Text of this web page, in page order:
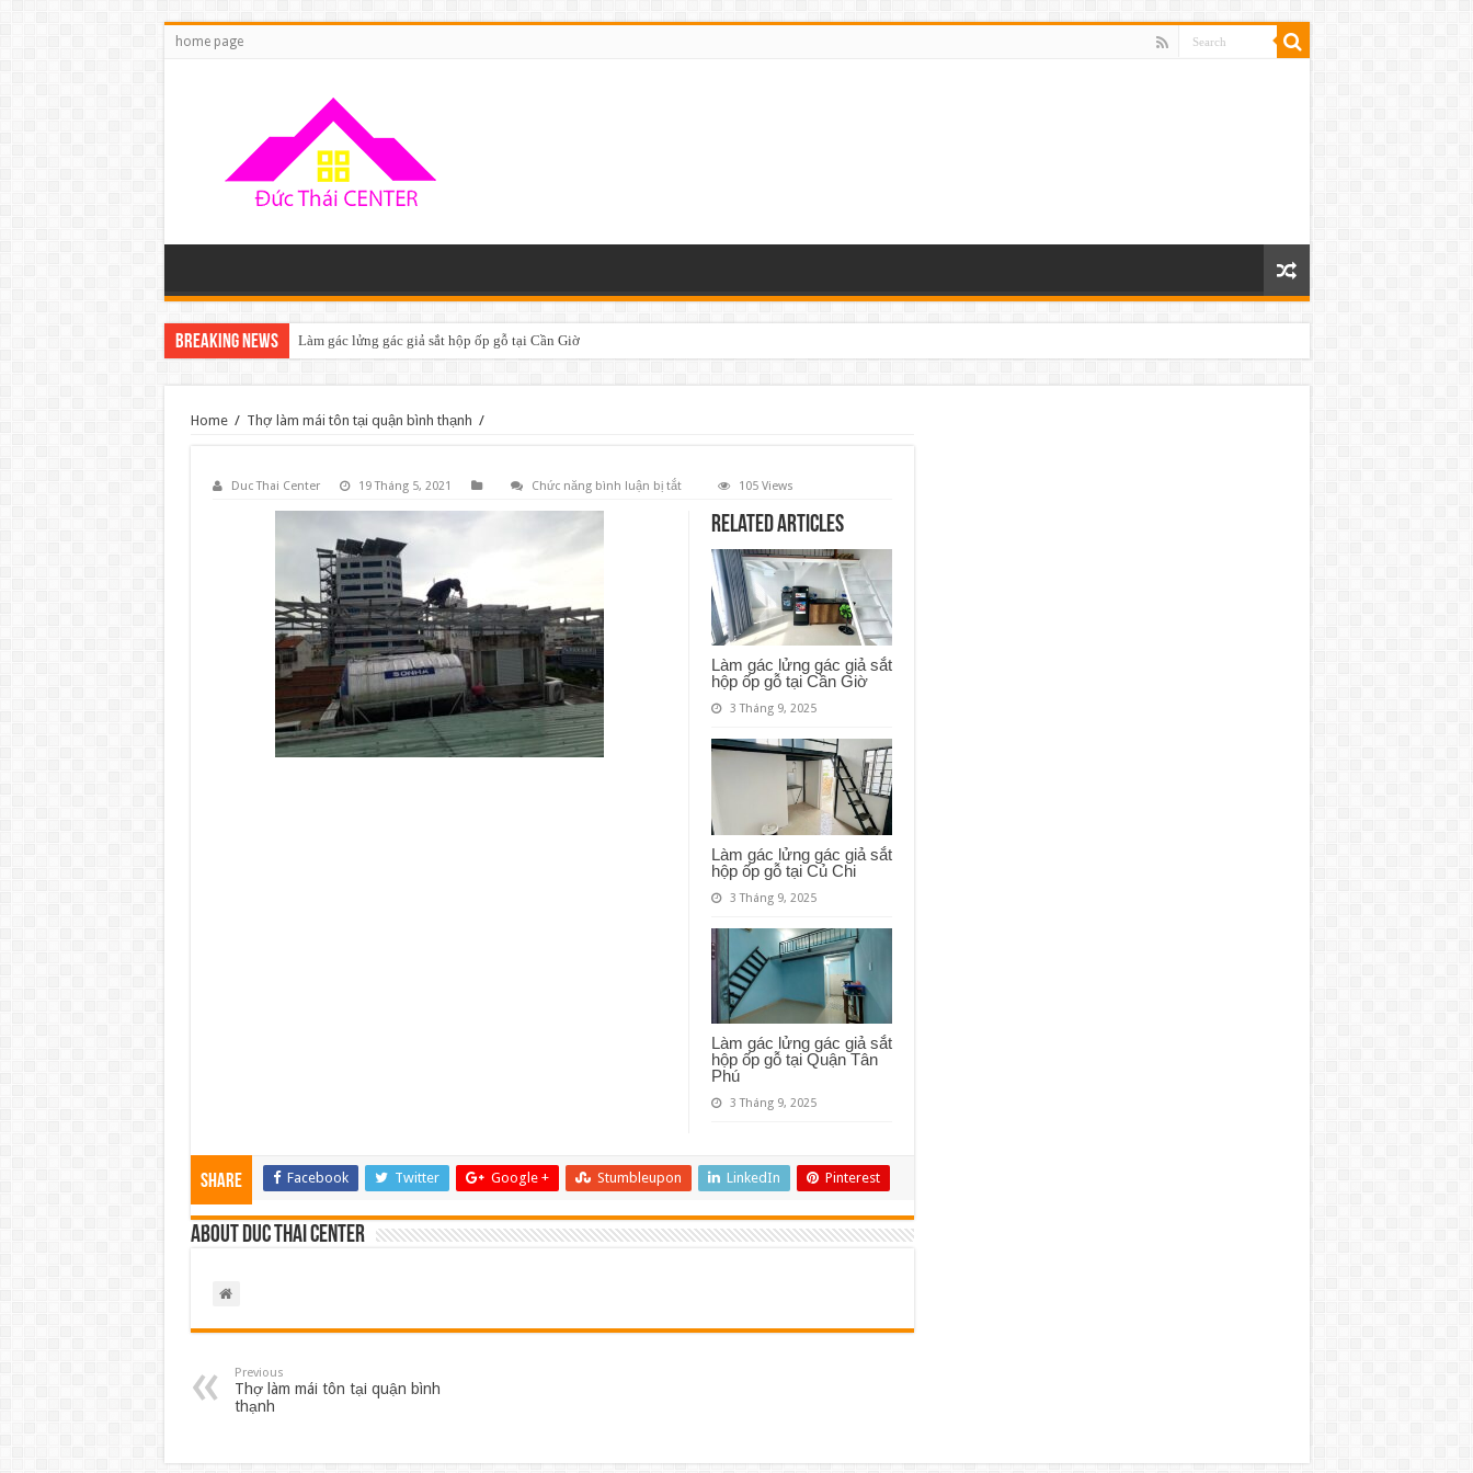
home page
Breaking News Làm gác lửng gác giả sắt hộp ốp gỗ tại Cần Giờ
Home / Thợ làm mái tôn tại quận bình thạnh /
Duc Thai Center 19 Tháng 5, 2021 Chức năng bình luận bị tắtở 105 Views
Related Articles
Làm gác lửng gác giả sắt
hộp ốp gỗ tại Cần Giờ
3 Tháng 9, 2025
Làm gác lửng gác giả sắt
hộp ốp gỗ tại Củ Chi
3 Tháng 9, 2025
Làm gác lửng gác giả sắt
hộp ốp gỗ tại Quận Tân
Phú
3 Tháng 9, 2025
Share Facebook Twitter Google + Stumbleupon LinkedIn Pinterest
About Duc Thai Center
Previous
Thợ làm mái tôn tại quận bình
thạnh